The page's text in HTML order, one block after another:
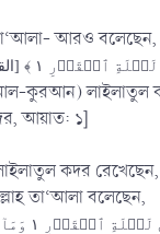
আরও বলেছেন,
١ ﴾ [القدر: ١]
কুরআন) লাইলাতুল
আয়াত: ১]
কদর রেখেছেন,
তা‘আলা বলেছেন,
﴿ إِنَّآ